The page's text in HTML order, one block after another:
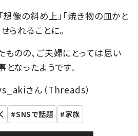
想像の斜め上」「焼き物の皿かと
られることに。
のの、ご夫婦にとっては思い
なったようです。
さん（Threads）
SNSで話題 家族